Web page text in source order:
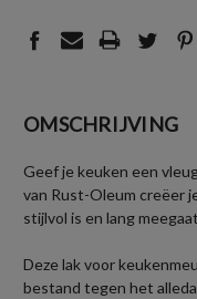
OMSCHRIJVING
Geef je keuken een
van Rust-Oleum creëer
stijlvol is en lang
Deze lak voor
bestand tegen het